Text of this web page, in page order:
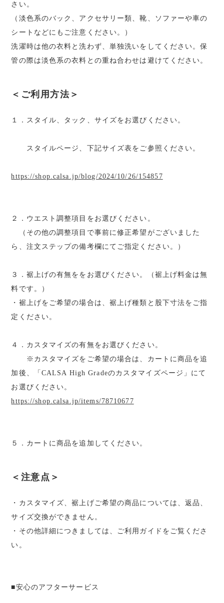
さい。
（淡色系のバック、アクセサリー類、靴、ソファーや車の
シートなどにもご注意ください。）
洗濯時は他の衣料と洗わず、単独洗いをしてください。保
管の際は淡色系の衣料との重ね合わせは避けてください。
＜ご利用方法＞
１．スタイル、タック、サイズをお選びください。
スタイルページ、下記サイズ表をご参照ください。
https://shop.calsa.jp/blog/2024/10/26/154857
２．ウエスト調整項目をお選びください。
（その他の調整項目で事前に修正希望がございました
ら、注文ステップの備考欄にてご指定ください。）
３．裾上げの有無ををお選びください。（裾上げ料金は無
料です。）
・裾上げをご希望の場合は、裾上げ種類と股下寸法をご指
定ください。
４．カスタマイズの有無をお選びください。
※カスタマイズをご希望の場合は、カートに商品を追
加後、「CALSA High Gradeのカスタマイズページ」にて
お選びください。
https://shop.calsa.jp/items/78710677
５．カートに商品を追加してください。
＜注意点＞
・カスタマイズ、裾上げご希望の商品については、返品、
サイズ交換ができません。
・その他詳細につきましては、ご利用ガイドをご覧くださ
い。
■安心のアフターサービス